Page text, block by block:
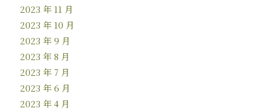
2023 年 11 月
2023 年 10 月
2023 年 9 月
2023 年 8 月
2023 年 7 月
2023 年 6 月
2023 年 4 月